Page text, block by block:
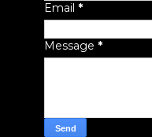
Email *
Message *